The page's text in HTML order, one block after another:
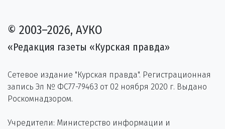
© 2003–2026, АУКО
«Редакция газеты «Курская правда»
Сетевое издание "Курская правда". Регистрационная
запись Эл № ФС77-79463 от 02 ноября 2020 г. Выдано
Роскомнадзором.
Учредители: Министерство информации и